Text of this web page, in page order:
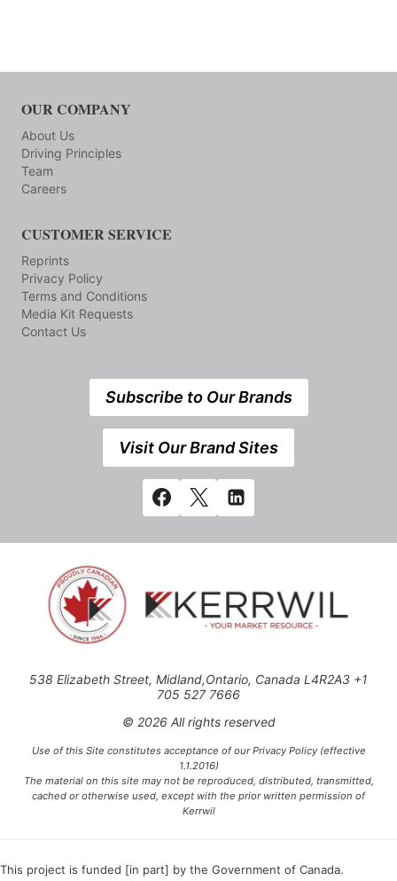
OUR COMPANY
About Us
Driving Principles
Team
Careers
CUSTOMER SERVICE
Reprints
Privacy Policy
Terms and Conditions
Media Kit Requests
Contact Us
Subscribe to Our Brands
Visit Our Brand Sites
538 Elizabeth Street, Midland,Ontario, Canada L4R2A3 +1
705 527 7666
© 2026 All rights reserved
Use of this Site constitutes acceptance of our Privacy Policy (effective
1.1.2016)
The material on this site may not be reproduced, distributed, transmitted,
cached or otherwise used, except with the prior written permission of
Kerrwil
This project is funded [in part] by the Government of Canada.